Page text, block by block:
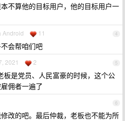
不算他的目标用户，他的目标用户一
4
Android 11
会帮咱们吧
5
2021 2
板是党员、人民富豪的时候，这个公
佣者一遍了
6
改的吧。最后仲裁，老板也不能为所